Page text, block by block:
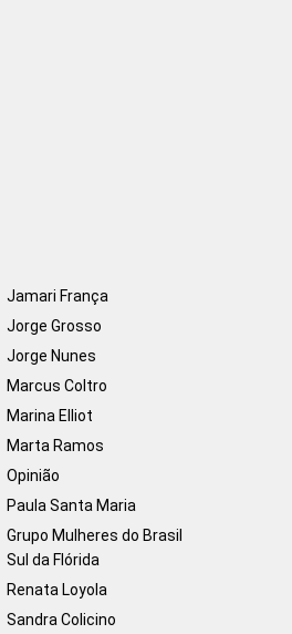
Jamari França
Jorge Grosso
Jorge Nunes
Marcus Coltro
Marina Elliot
Marta Ramos
Opinião
Paula Santa Maria
Grupo Mulheres do Brasil
Sul da Flórida
Renata Loyola
Sandra Colicino